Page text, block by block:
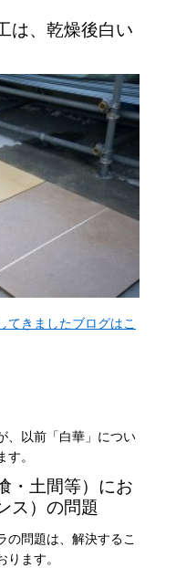
は、乾燥後白い
きましたブログはこ
、以前「白華」につい
。
・土間等）にお
ス）の問題
の問題は、解決するこ
ます。